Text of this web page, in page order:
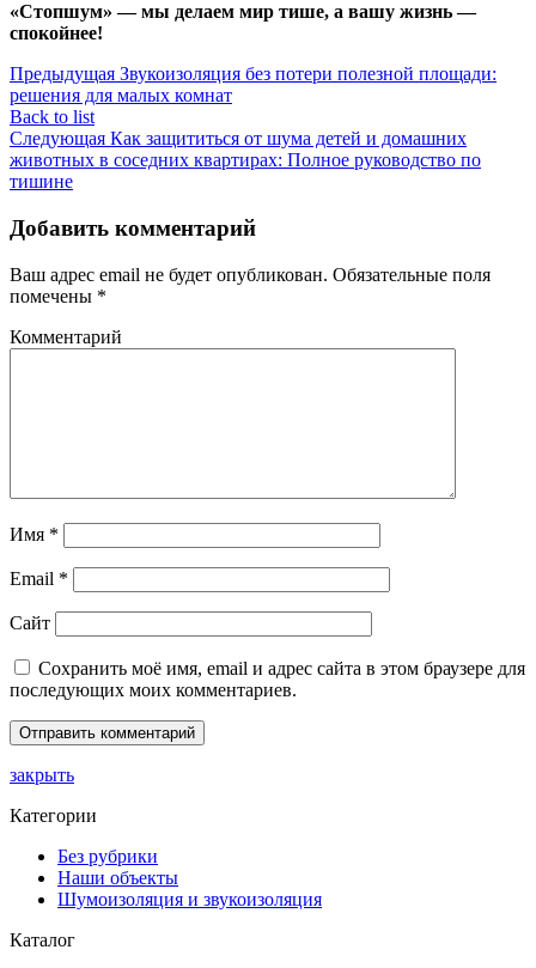
«Стопшум» — мы делаем мир тише, а вашу жизнь —
спокойнее!
Предыдущая Звукоизоляция без потери полезной площади:
решения для малых комнат
Back to list
Следующая Как защититься от шума детей и домашних
животных в соседних квартирах: Полное руководство по
тишине
Добавить комментарий
Ваш адрес email не будет опубликован. Обязательные поля
помечены *
Комментарий
Имя *
Email *
Сайт
Сохранить моё имя, email и адрес сайта в этом браузере для
последующих моих комментариев.
закрыть
Категории
Без рубрики
Наши объекты
Шумоизоляция и звукоизоляция
Каталог